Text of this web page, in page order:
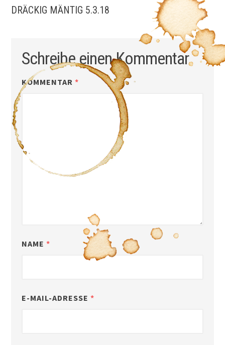
DRÄCKIG MÄNTIG 5.3.18
Schreibe einen Kommentar
KOMMENTAR *
NAME *
E-MAIL-ADRESSE *